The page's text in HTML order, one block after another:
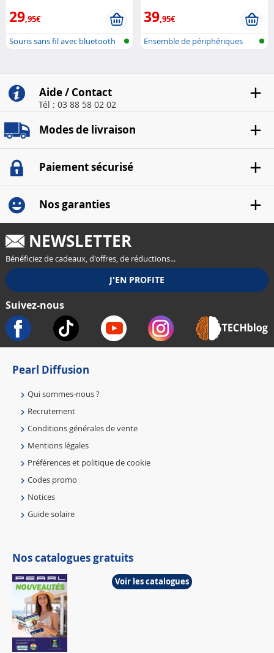
29,95€
Souris sans fil avec bluetooth
39,95€
Ensemble de périphériques
Aide / Contact
Tél : 03 88 58 02 02
Modes de livraison
Paiement sécurisé
Nos garanties
NEWSLETTER
Bénéficiez de cadeaux, d'offres, de réductions...
Suivez-nous
Pearl Diffusion
Qui sommes-nous ?
Recrutement
Conditions générales de vente
Mentions légales
Préférences et politique de cookie
Codes promo
Notices
Guide solaire
Nos catalogues gratuits
Voir les catalogues